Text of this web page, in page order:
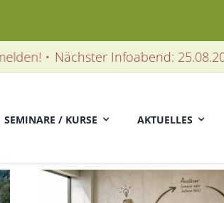
Nächster Infoabend: 25.08.2026.
SEMINARE / KURSE AKTUELLES